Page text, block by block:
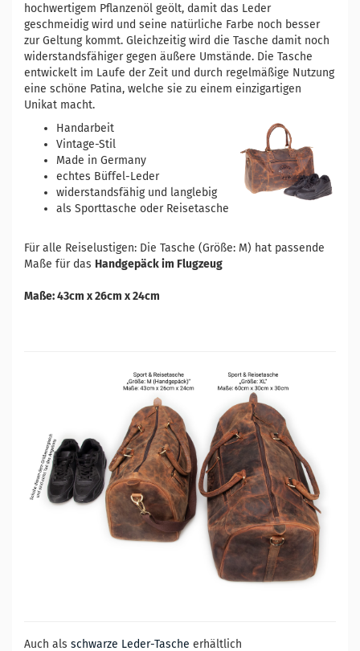
hochwertigem Pflanzenöl geölt, damit das Leder
geschmeidig wird und seine natürliche Farbe noch besser
zur Geltung kommt. Gleichzeitig wird die Tasche damit noch
widerstandsfähiger gegen äußere Umstände. Die Tasche
entwickelt im Laufe der Zeit und durch regelmäßige Nutzung
eine schöne Patina, welche sie zu einem einzigartigen
Unikat macht.
Handarbeit
Vintage-Stil
Made in Germany
echtes Büffel-Leder
widerstandsfähig und langlebig
als Sporttasche oder Reisetasche
Für alle Reiselustigen: Die Tasche (Größe: M) hat passende
Maße für das Handgepäck im Flugzeug
Maße: 43cm x 26cm x 24cm
Auch als schwarze Leder-Tasche erhältlich